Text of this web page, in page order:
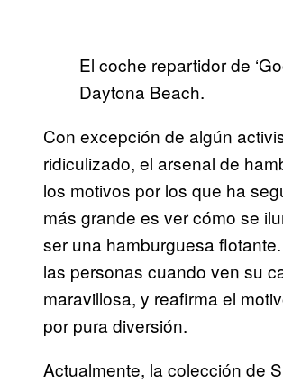
El coche repartidor de
Daytona Beach.
Con excepción de algún
ridiculizado, el arsenal de
los motivos por los que ha
más grande es ver cómo se
ser una hamburguesa
las personas cuando ven su
maravillosa, y reafirma el
por pura diversión.
Actualmente, la colección de